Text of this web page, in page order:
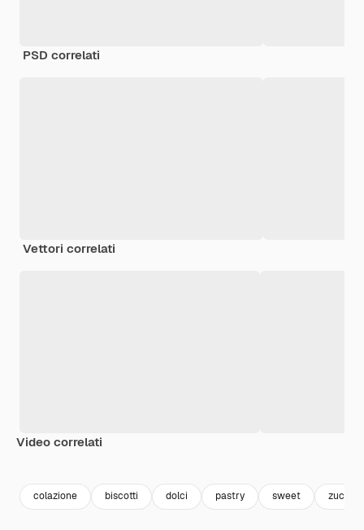
PSD correlati
Vettori correlati
Video correlati
colazione biscotti dolci pastry sweet